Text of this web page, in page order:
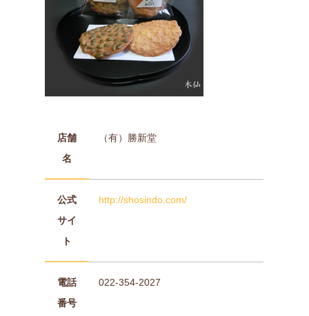
店舗
名
（有）勝新堂
公式
サイ
ト
http://shosindo.com/
電話
番号
022-354-2027